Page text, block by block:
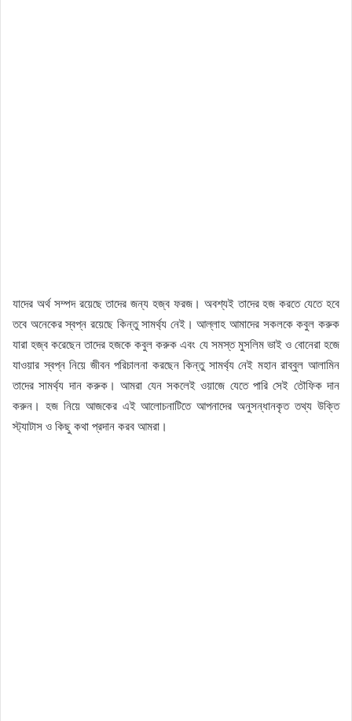
যাদের অর্থ সম্পদ রয়েছে তাদের জন্য হজ্ব ফরজ। অবশ্যই তাদের হজ করতে যেতে হবে
তবে অনেকের স্বপ্ন রয়েছে কিন্তু সামর্থ্য নেই। আল্লাহ আমাদের সকলকে কবুল করুক
যারা হজ্ব করেছেন তাদের হজকে কবুল করুক এবং যে সমস্ত মুসলিম ভাই ও বোনেরা হজে
যাওয়ার স্বপ্ন নিয়ে জীবন পরিচালনা করছেন কিন্তু সামর্থ্য নেই মহান রাব্বুল আলামিন
তাদের সামর্থ্য দান করুক। আমরা যেন সকলেই ওয়াজে যেতে পারি সেই তৌফিক দান
করুন। হজ নিয়ে আজকের এই আলোচনাটিতে আপনাদের অনুসন্ধানকৃত তথ্য উক্তি
স্ট্যাটাস ও কিছু কথা প্রদান করব আমরা।